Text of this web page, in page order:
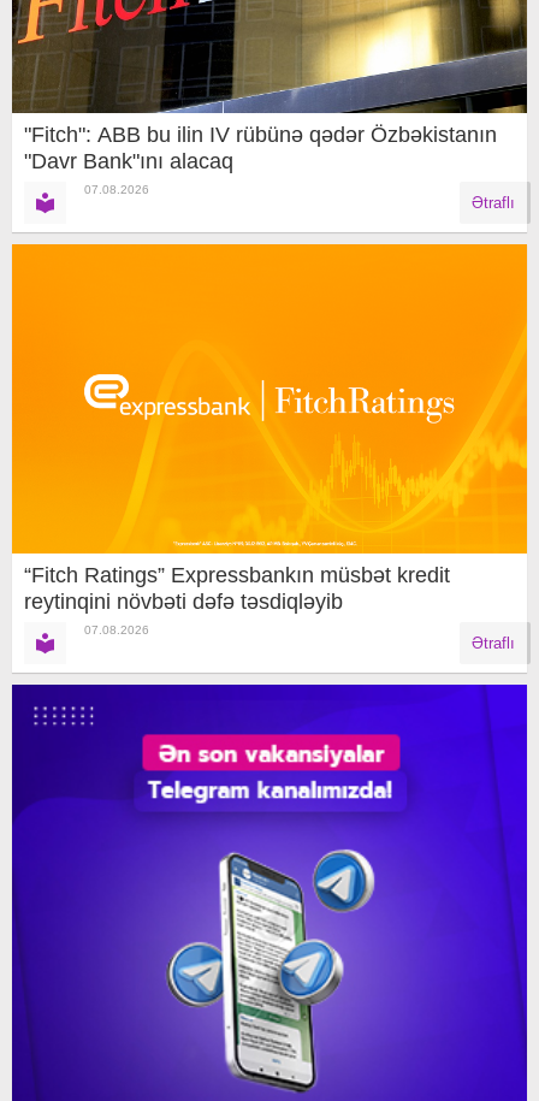
"Fitch": ABB bu ilin IV rübünə qədər Özbəkistanın
"Davr Bank"ını alacaq
07.08.2026
Ətraflı
“Fitch Ratings” Expressbankın müsbət kredit
reytinqini növbəti dəfə təsdiqləyib
07.08.2026
Ətraflı